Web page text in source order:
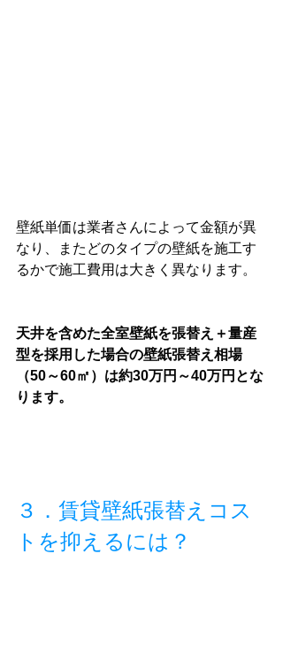
壁紙単価は業者さんによって金額が異
なり、またどのタイプの壁紙を施工す
るかで施工費用は大きく異なります。
天井を含めた全室壁紙を張替え＋量産
型を採用した場合の壁紙張替え相場
（50～60㎡）は約30万円～40万円とな
ります。
３．賃貸壁紙張替えコス
トを抑えるには？